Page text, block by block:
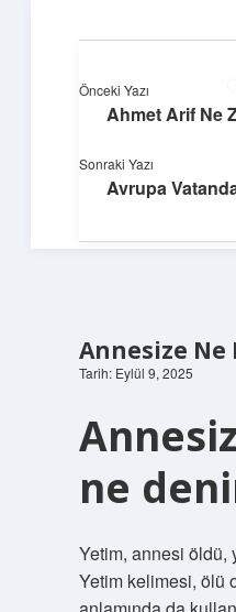
Hızlı
Annesize Ne
Tarih: Eylül 9, 2025
ne
Yetim, annesi öldü,
Yetim kelimesi, ölü
Önceki Yazı
Ahmet Arif Ne
Sonraki Yazı
Avrupa